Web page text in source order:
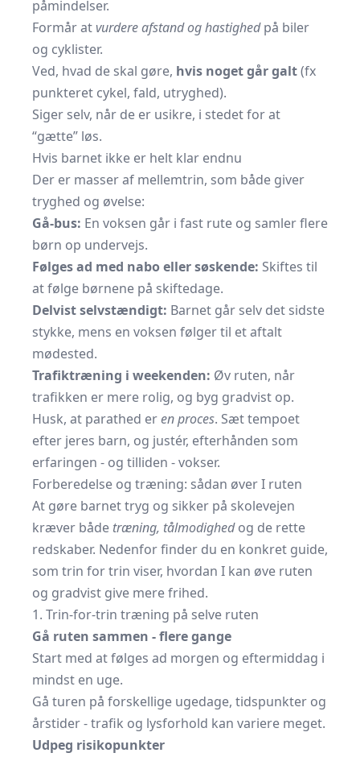
påmindelser.
Formår atvurdere afstand og hastighedpå biler
og cyklister.
Ved, hvad de skal gøre, hvis noget går galt(fx
punkteret cykel, fald, utryghed).
Siger selv, når de er usikre, i stedet for at
“gætte” løs.
Hvis barnet ikke er helt klar endnu
Der er masser af mellemtrin, som både giver
tryghed og øvelse:
Gå-bus: En voksen går i fast rute og samler flere
børn op undervejs.
Følges ad med nabo eller søskende: Skiftes til
at følge børnene på skiftedage.
Delvist selvstændigt: Barnet går selv det sidste
stykke, mens en voksen følger til et aftalt
mødested.
Trafiktræning i weekenden: Øv ruten, når
trafikken er mere rolig, og byg gradvist op.
Husk, at parathed eren proces. Sæt tempoet
efter jeres barn, og justér, efterhånden som
erfaringen - og tilliden - vokser.
Forberedelse og træning: sådan øver I ruten
At gøre barnet tryg og sikker på skolevejen
kræver både træning, tålmodighedog de rette
redskaber. Nedenfor finder du en konkret guide,
som trin for trin viser, hvordan I kan øve ruten
og gradvist give mere frihed.
1. Trin-for-trin træning på selve ruten
Gå ruten sammen - flere gange
Start med at følges ad morgen og eftermiddag i
mindst en uge.
Gå turen på forskellige ugedage, tidspunkter og
årstider - trafik og lysforhold kan variere meget.
Udpeg risikopunkter